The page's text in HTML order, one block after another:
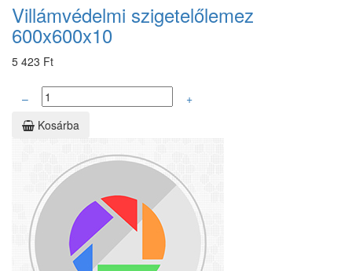
Villámvédelmi szigetelőlemez
600x600x10
5 423 Ft
–
+
Kosárba